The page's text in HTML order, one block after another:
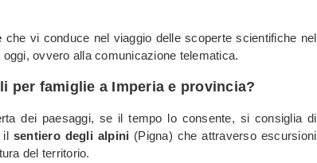
che vi conduce nel viaggio delle scoperte scientifiche nel
ovvero alla comunicazione telematica.
per famiglie a Imperia e provincia?
dei paesaggi, se il tempo lo consente, si consiglia di
il sentiero degli alpini (Pigna) che attraverso escursioni
del territorio.